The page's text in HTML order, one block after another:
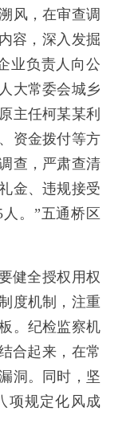
风，在审查调
容，深入发掘
业负责人向公
大常委会城乡
主任柯某某利
资金拨付等方
查，严肃查清
金、违规接受
。”五通桥区
健全授权用权
度机制，注重
。纪检监察机
合起来，在常
洞。同时，坚
项规定化风成